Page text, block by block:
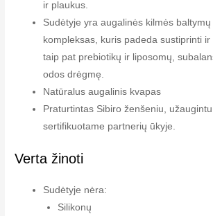
ir plaukus.
Sudėtyje yra augalinės kilmės
kompleksas, kuris padeda sustiprinti
taip pat prebiotikų ir liposomų,
odos drėgmę.
Natūralus augalinis kvapas
Praturtintas Sibiro ženšeniu,
sertifikuotame partnerių ūkyje.
Verta žinoti
Sudėtyje nėra:
Silikonų